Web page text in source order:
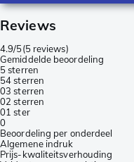
Reviews
4.9/5(5 reviews)
Gemiddelde beoordeling
5 sterren
54 sterren
03 sterren
02 sterren
01 ster
0
Beoordeling per onderdeel
Algemene indruk
Prijs-kwaliteitsverhouding